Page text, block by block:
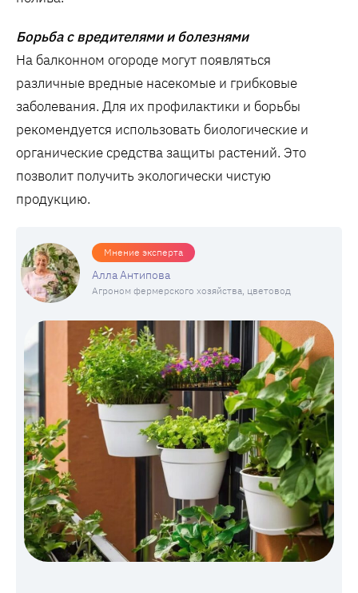
Борьба с вредителями и болезнями
На балконном огороде могут появляться
различные вредные насекомые и грибковые
заболевания. Для их профилактики и борьбы
рекомендуется использовать биологические и
органические средства защиты растений. Это
позволит получить экологически чистую
продукцию.
Мнение эксперта
Алла Антипова
Агроном фермерского хозяйства, цветовод